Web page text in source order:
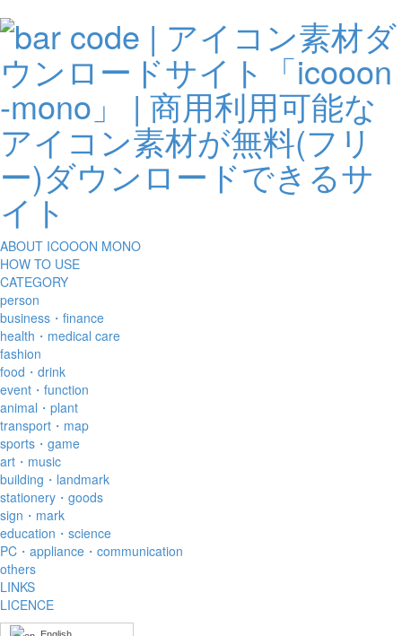
ABOUT ICOOON MONO
HOW TO USE
CATEGORY
person
business・finance
health・medical care
fashion
food・drink
event・function
animal・plant
transport・map
sports・game
art・music
building・landmark
stationery・goods
sign・mark
education・science
PC・appliance・communication
others
LINKS
LICENCE